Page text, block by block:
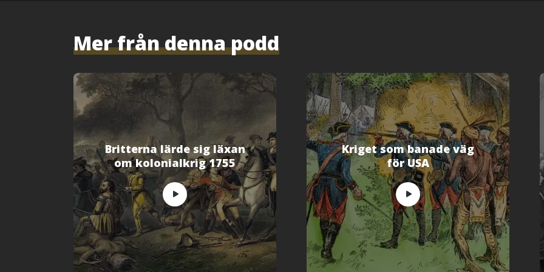
n
a
s
t
t
n
y
s
t
e
r
)
Mer från denna podd
Britterna lärde sig läxan
om kolonialkrig 1755
Kriget som banade väg
för USA